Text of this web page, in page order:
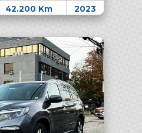
42.200 Km 2023